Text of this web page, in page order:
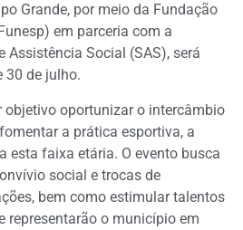
Grande, por meio da Fundação
em parceria com a
Assistência Social (SAS), será
30 de julho.
objetivo oportunizar o intercâmbio
a prática esportiva, a
esta faixa etária. O evento busca
social e trocas de
bem como estimular talentos
representarão o município em